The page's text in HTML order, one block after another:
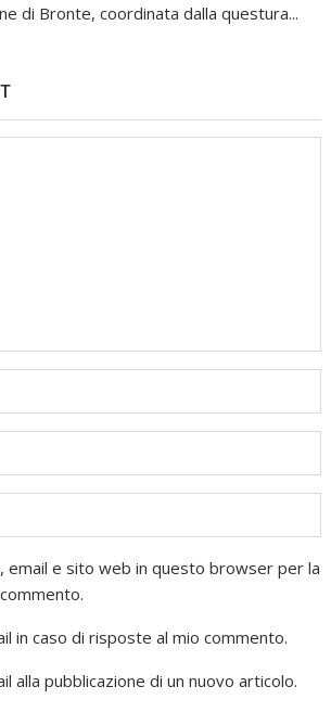
di Bronte, coordinata dalla questura...
email e sito web in questo browser per la
in caso di risposte al mio commento.
alla pubblicazione di un nuovo articolo.